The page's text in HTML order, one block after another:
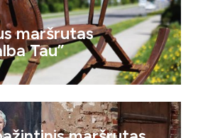
maršrutas
Tau”